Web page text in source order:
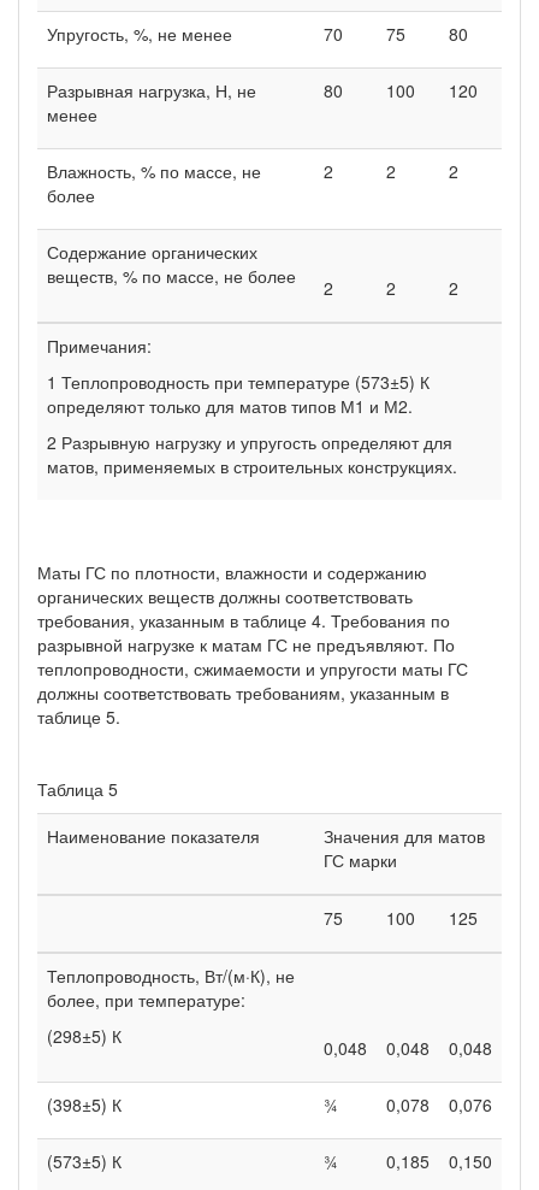
Упругость, %, не менее 70 75 80
Разрывная нагрузка, Н, не
менее
80 100 120
Влажность, % по массе, не
более
2 2 2
Содержание органических
веществ, % по массе, не более
2 2 2
Примечания:
1 Теплопроводность при температуре (573±5) К
определяют только для матов типов М1 и М2.
2 Разрывную нагрузку и упругость определяют для
матов, применяемых в строительных конструкциях.
Маты ГС по плотности, влажности и содержанию
органических веществ должны соответствовать
требования, указанным в таблице 4. Требования по
разрывной нагрузке к матам ГС не предъявляют. По
теплопроводности, сжимаемости и упругости маты ГС
должны соответствовать требованиям, указанным в
таблице 5.
Таблица 5
Наименование показателя
Значения для матов
ГС марки
75 100 125
Теплопроводность, Вт/(м·К), не
более, при температуре:
(298±5) К
0,048 0,048 0,048
(398±5) К ¾ 0,078 0,076
(573±5) К ¾ 0,185 0,150